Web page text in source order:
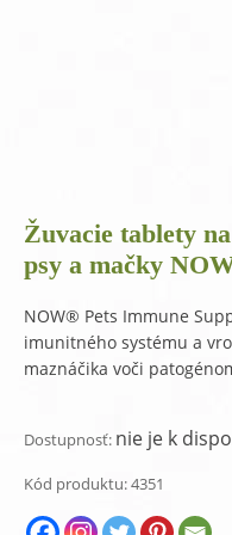
Žuvacie tablety
psy a mačky
NOW® Pets Immune
imunitného systému a
maznáčika voči
Dostupnosť: nie je k
Kód produktu:4351